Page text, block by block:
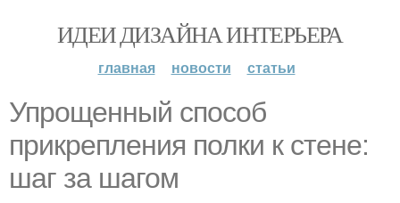
ИДЕИ ДИЗАЙНА ИНТЕРЬЕРА
главная новости статьи
Упрощенный способ
прикрепления полки к стене:
шаг за шагом